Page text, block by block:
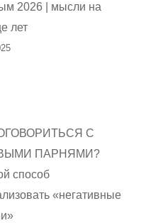
2026 | мысли на
лет
С
ПАРНЯМИ?
способ
«негативные